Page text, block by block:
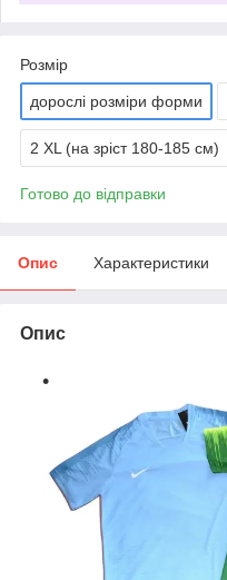
Розмір
дорослі розміри форми
2 XL (на зріст 180-185 см)
Готово до відправки
Опис Характеристики
Опис